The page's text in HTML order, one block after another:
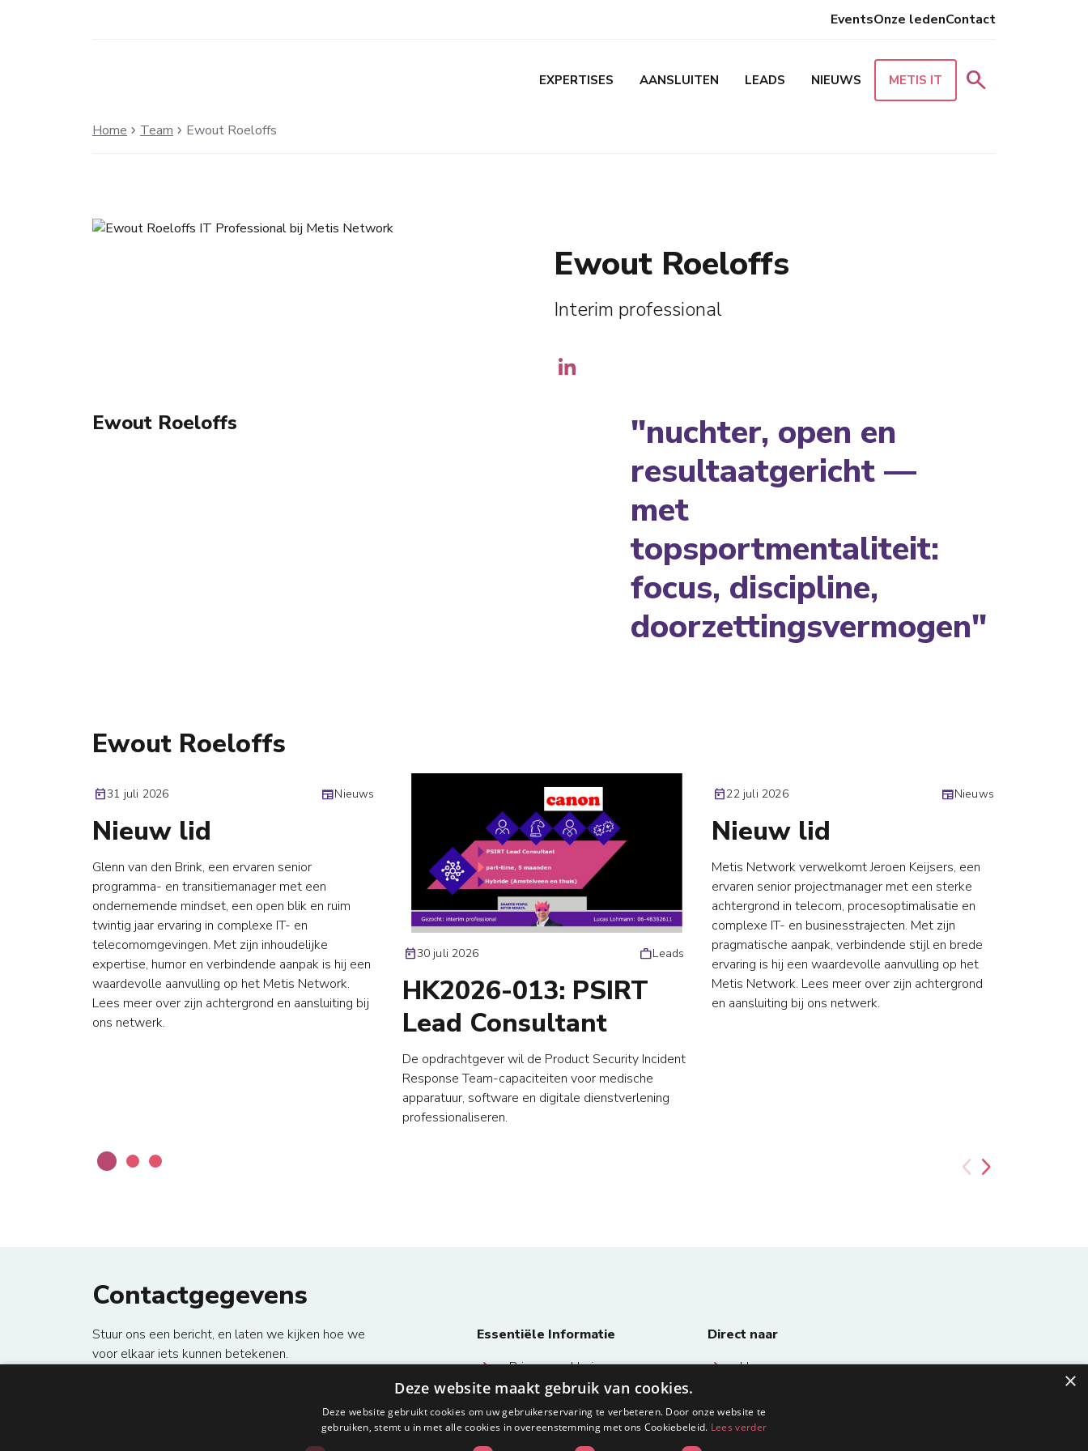
EventsOnze ledenContact
EXPERTISES AANSLUITEN LEADS NIEUWS METIS IT search
Home chevron_right Team chevron_right Ewout Roeloffs
Ewout Roeloffs
Interim professional
Ewout Roeloffs
"nuchter, open en
resultaatgericht —
met
topsportmentaliteit:
focus, discipline,
doorzettingsvermogen"
Ewout Roeloffs
today31 juli 2026 newspaperNieuws
Nieuw lid
Glenn van den Brink, een ervaren senior
programma- en transitiemanager met een
ondernemende mindset, een open blik en ruim
twintig jaar ervaring in complexe IT- en
telecomomgevingen. Met zijn inhoudelijke
expertise, humor en verbindende aanpak is hij een
waardevolle aanvulling op het Metis Network.
Lees meer over zijn achtergrond en aansluiting bij
ons netwerk.
today30 juli 2026 workLeads
HK2026-013: PSIRT
Lead Consultant
De opdrachtgever wil de Product Security Incident
Response Team-capaciteiten voor medische
apparatuur, software en digitale dienstverlening
professionaliseren.
today22 juli 2026 newspaperNieuws
Nieuw lid
Metis Network verwelkomt Jeroen Keijsers, een
ervaren senior projectmanager met een sterke
achtergrond in telecom, procesoptimalisatie en
complexe IT- en businesstrajecten. Met zijn
pragmatische aanpak, verbindende stijl en brede
ervaring is hij een waardevolle aanvulling op het
Metis Network. Lees meer over zijn achtergrond
en aansluiting bij ons netwerk.
Contactgegevens
Stuur ons een bericht, en laten we kijken hoe we
voor elkaar iets kunnen betekenen.
Unit G1331, Keurenplein 41, 1069 CD Amsterdam
Essentiële Informatie
Privacy verklaring
Algemene voorwaarden en
bepalingen
Direct naar
Homepage
×
Deze website maakt gebruik van cookies.
Deze website gebruikt cookies om uw gebruikerservaring te verbeteren. Door onze website te
gebruiken, stemt u in met alle cookies in overeenstemming met ons Cookiebeleid. Lees verder